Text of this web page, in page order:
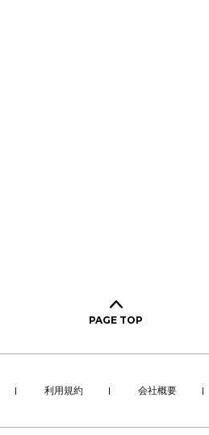
PAGE TOP
利用規約 会社概要